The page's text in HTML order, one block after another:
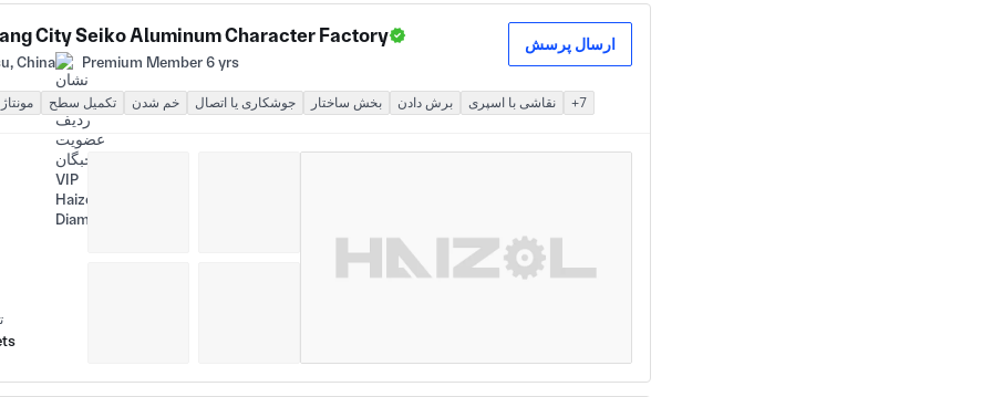
City Seiko Aluminum Character Factory
China Premium Member 6 yrs
ارسال پرسش
مونتاژ تکمیل سطح خم شدن جوشکاری یا اتصال بخش ساختار برش دادن نقاشی با اسپری +7